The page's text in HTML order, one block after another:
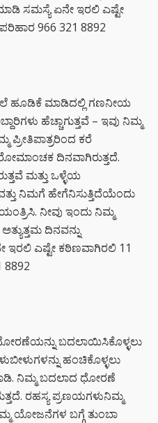
ಮಾಡಿ ಸಮಸ್ಯೆ ಏನೇ ಇರಲಿ ಎಷ್ಟೇ
966 321 8892
ಹೂಡಿಕೆ ಮಾಡಿದಲ್ಲಿ ಗಣನೀಯ
ಹೆಚ್ಚಾಗುತ್ತವೆ – ಇವು ನಿಮ್ಮ
ಪ್ರೀತಿಪಾತ್ರರಿಂದ ಕರೆ
ದಿನವಾಗಿರುತ್ತದೆ.
ಮತ್ತು ಒಳ್ಳೆಯ
ನಿಮಗೆ ಹೇಗೆನಿಸುತ್ತಿದೆಯೆಂದು
ನೀವು ಇಂದು ನಿಮ್ಮ
ದಿನವನ್ನು
ಇರಲಿ ಎಷ್ಟೇ ಕಠಿಣವಾಗಿರಲಿ 11
8892
ಬದಲಾಯಿಸಿಕೊಳ್ಳಲು
ಹಂಚಿಕೊಳ್ಳಲು
ನಿಮ್ಮ ಬದಲಾದ ಧೋರಣೆ
ರಹಸ್ಯ ಪ್ರಣಯಗಳುನಿಮ್ಮ
ಯೋಜನೆಗಳ ಬಗ್ಗೆ ತುಂಬಾ